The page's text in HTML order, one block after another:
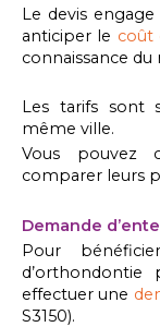
Le devis
anticiper le coût
connaissance
Les tarifs sont
même ville.
Vous pouvez
comparer leurs
Demande
Pour
d’orthondontie
effectuer une
S3150).